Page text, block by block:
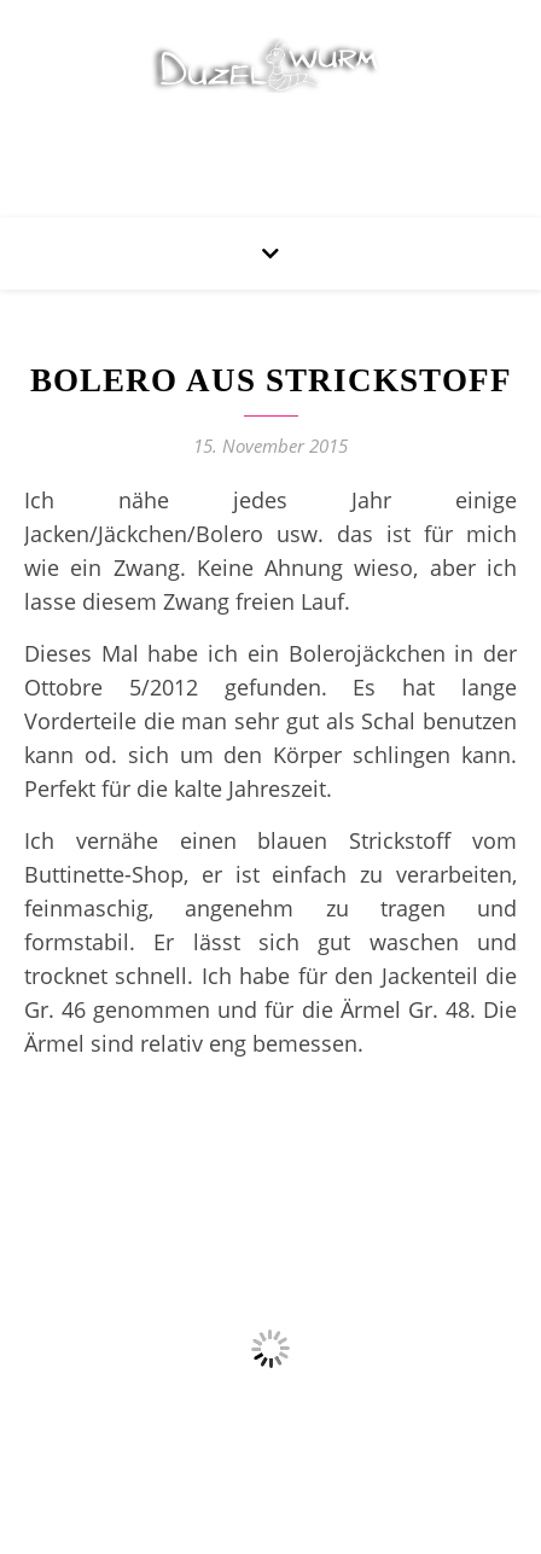
BOLERO AUS STRICKSTOFF
15. November 2015
Ich nähe jedes Jahr einige
Jacken/Jäckchen/Bolero usw. das ist für mich
wie ein Zwang. Keine Ahnung wieso, aber ich
lasse diesem Zwang freien Lauf.
Dieses Mal habe ich ein Bolerojäckchen in der
Ottobre 5/2012 gefunden. Es hat lange
Vorderteile die man sehr gut als Schal benutzen
kann od. sich um den Körper schlingen kann.
Perfekt für die kalte Jahreszeit.
Ich vernähe einen blauen Strickstoff vom
Buttinette-Shop, er ist einfach zu verarbeiten,
feinmaschig, angenehm zu tragen und
formstabil. Er lässt sich gut waschen und
trocknet schnell. Ich habe für den Jackenteil die
Gr. 46 genommen und für die Ärmel Gr. 48. Die
Ärmel sind relativ eng bemessen.